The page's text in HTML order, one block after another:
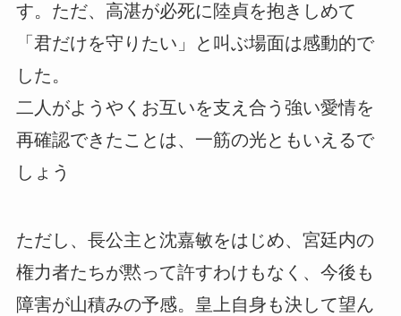
す。ただ、高湛が必死に陸貞を抱きしめて
「君だけを守りたい」と叫ぶ場面は感動的で
した。
二人がようやくお互いを支え合う強い愛情を
再確認できたことは、一筋の光ともいえるで
しょう
ただし、長公主と沈嘉敏をはじめ、宮廷内の
権力者たちが黙って許すわけもなく、今後も
障害が山積みの予感。皇上自身も決して望ん